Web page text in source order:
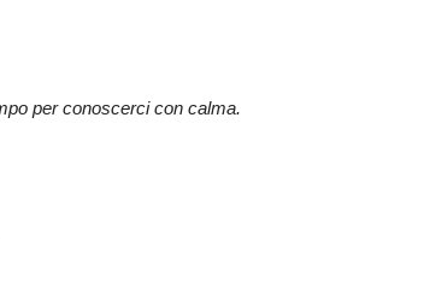
per conoscerci con calma.